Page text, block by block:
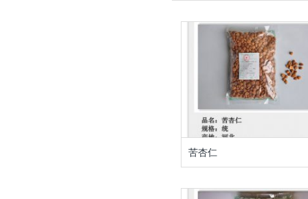
苦杏仁